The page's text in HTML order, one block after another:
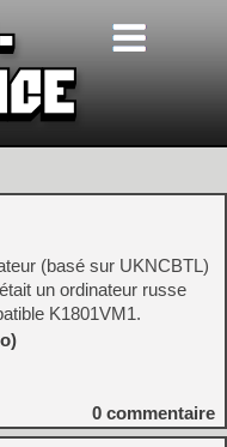
(basé sur UKNCBTL)
un ordinateur russe
K1801VM1.
0 commentaire